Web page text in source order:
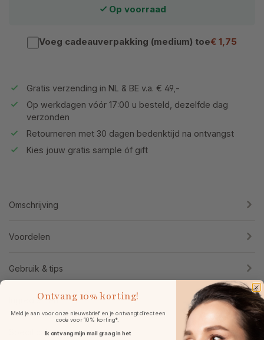
Op voorraad
Voeg cadeauverpakking (medium) toe€ 1,75
Gratis verzending in NL & BE v.a. € 49,-
Op werkdagen vóór 17:00 u besteld, dezelfde dag
verzonden
Retourneren met 30 dagen bedenktijd na ontvangst
Kies jouw gratis sample óf gift
Omschrijving
Voordelen
Gebruik & tips
Ingrediënten
Specificaties
Ontvang 10% korting!
Meld je aan voor onze nieuwsbrief en je ontvangt direct een
code voor 10% korting*.
Ik ontvang mijn mail graag in het